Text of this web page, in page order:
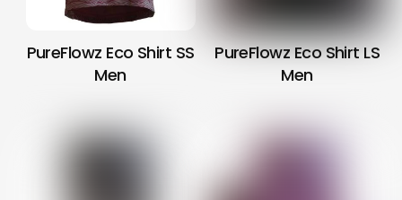
PureFlowz Eco Shirt SS
Men
PureFlowz Eco Shirt LS
Men